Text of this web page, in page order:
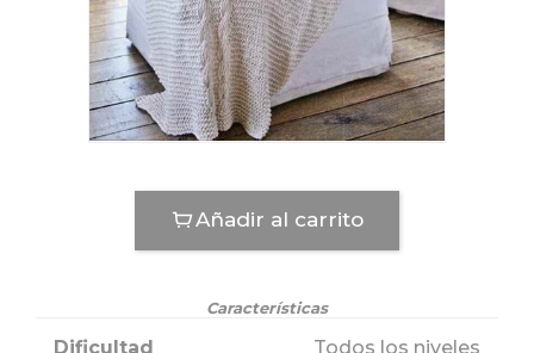
Añadir al carrito
Características
Dificultad Todos los niveles